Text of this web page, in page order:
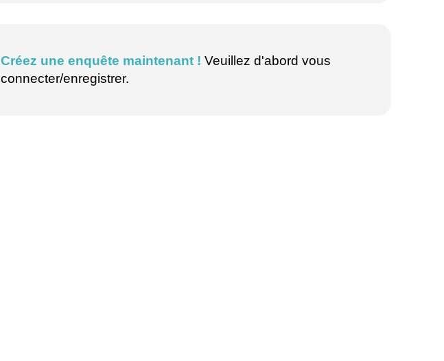
Créez une enquête maintenant ! Veuillez d'abord vous
connecter/enregistrer.